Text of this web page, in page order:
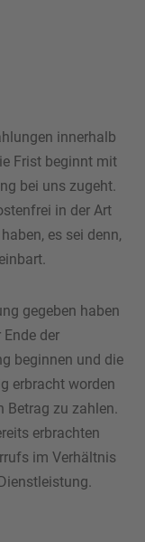
innerhalb
Frist beginnt mit
bei uns zugeht.
in der Art
es sei denn,
gegeben haben
der
beginnen und die
erbracht worden
Betrag zu zahlen.
erbrachten
im Verhältnis